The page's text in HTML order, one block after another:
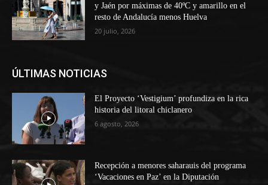
y Jaén por máximas de 40ºC y amarillo en el
resto de Andalucía menos Huelva
20 julio, 2026
ÚLTIMAS NOTICIAS
El Proyecto ‘Vestigium’ profundiza en la rica
historia del litoral chiclanero
6 agosto, 2026
Recepción a menores saharauis del programa
‘Vacaciones en Paz’ en la Diputación